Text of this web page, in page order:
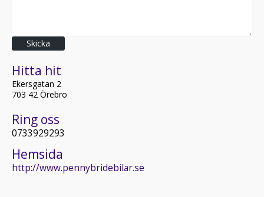
Skicka
Hitta hit
Ekersgatan 2
703 42 Örebro
Ring oss
0733929293
Hemsida
http://www.pennybridebilar.se